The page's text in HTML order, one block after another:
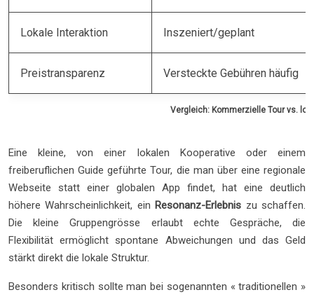
Vergleich: Kommerzielle Tour vs.
Lokale Interaktion Inszeniert/geplant
Preistransparenz Versteckte Gebühren häufig
Eine kleine, von einer lokalen Kooperative oder einem
freiberuflichen Guide geführte Tour, die man über eine regionale
Webseite statt einer globalen App findet, hat eine deutlich
höhere Wahrscheinlichkeit, ein Resonanz-Erlebnis zu schaffen.
Die kleine Gruppengrösse erlaubt echte Gespräche, die
Flexibilität ermöglicht spontane Abweichungen und das Geld
stärkt direkt die lokale Struktur.
Besonders kritisch sollte man bei sogenannten « traditionellen »